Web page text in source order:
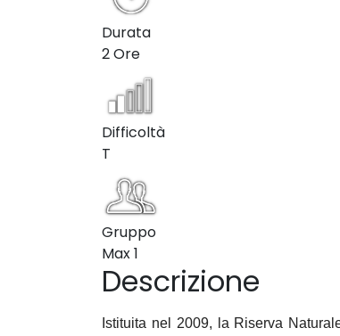
Durata
2 Ore
Difficoltà
T
Gruppo
Max1
Descrizione
Istituita nel 2009, la Riserva